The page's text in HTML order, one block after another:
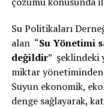
Su Politikaları
alan “Su Yönetimi
değildir” şeklindeki
miktar yönetiminden
Suyun ekonomik,
denge sağlayarak,